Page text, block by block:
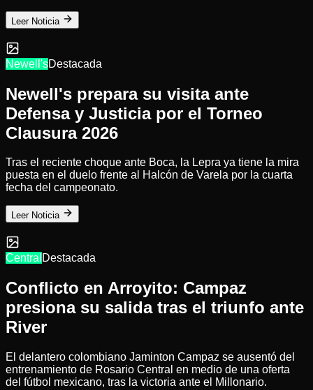
Leer Noticia
Newell'sDestacada
Newell's prepara su visita ante
Defensa y Justicia por el Torneo
Clausura 2026
Tras el reciente choque ante Boca, la Lepra ya tiene la mira
puesta en el duelo frente al Halcón de Varela por la cuarta
fecha del campeonato.
Leer Noticia
Central Destacada
Conflicto en Arroyito: Campaz
presiona su salida tras el triunfo ante
River
El delantero colombiano Jaminton Campaz se ausentó del
entrenamiento de Rosario Central en medio de una oferta
del fútbol mexicano, tras la victoria ante el Millonario.